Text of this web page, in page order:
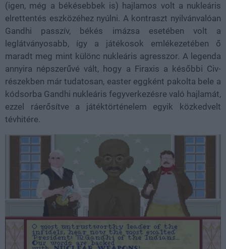
(igen, még a békésebbek is) hajlamos volt a nukleáris
elrettentés eszközéhez nyúlni. A kontraszt nyilvánvalóan
Gandhi passzív, békés imázsa esetében volt a
leglátványosabb, így a játékosok emlékezetében ő
maradt meg mint különc nukleáris agresszor. A legenda
annyira népszerűvé vált, hogy a Firaxis a későbbi Civ-
részekben már tudatosan, easter eggként pakolta bele a
kódsorba Gandhi nukleáris fegyverkezésre való hajlamát,
ezzel ráerősítve a játéktörténelem egyik közkedvelt
tévhitére.